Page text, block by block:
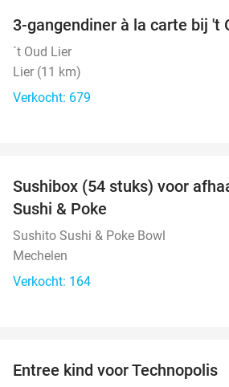
3-gangendiner à la carte bij 't
´t Oud Lier
Lier (11 km)
Verkocht: 679
Sushibox (54 stuks) voor
Sushi & Poke
Sushito Sushi & Poke Bowl
Mechelen
Verkocht: 164
Entree kind voor Technopolis